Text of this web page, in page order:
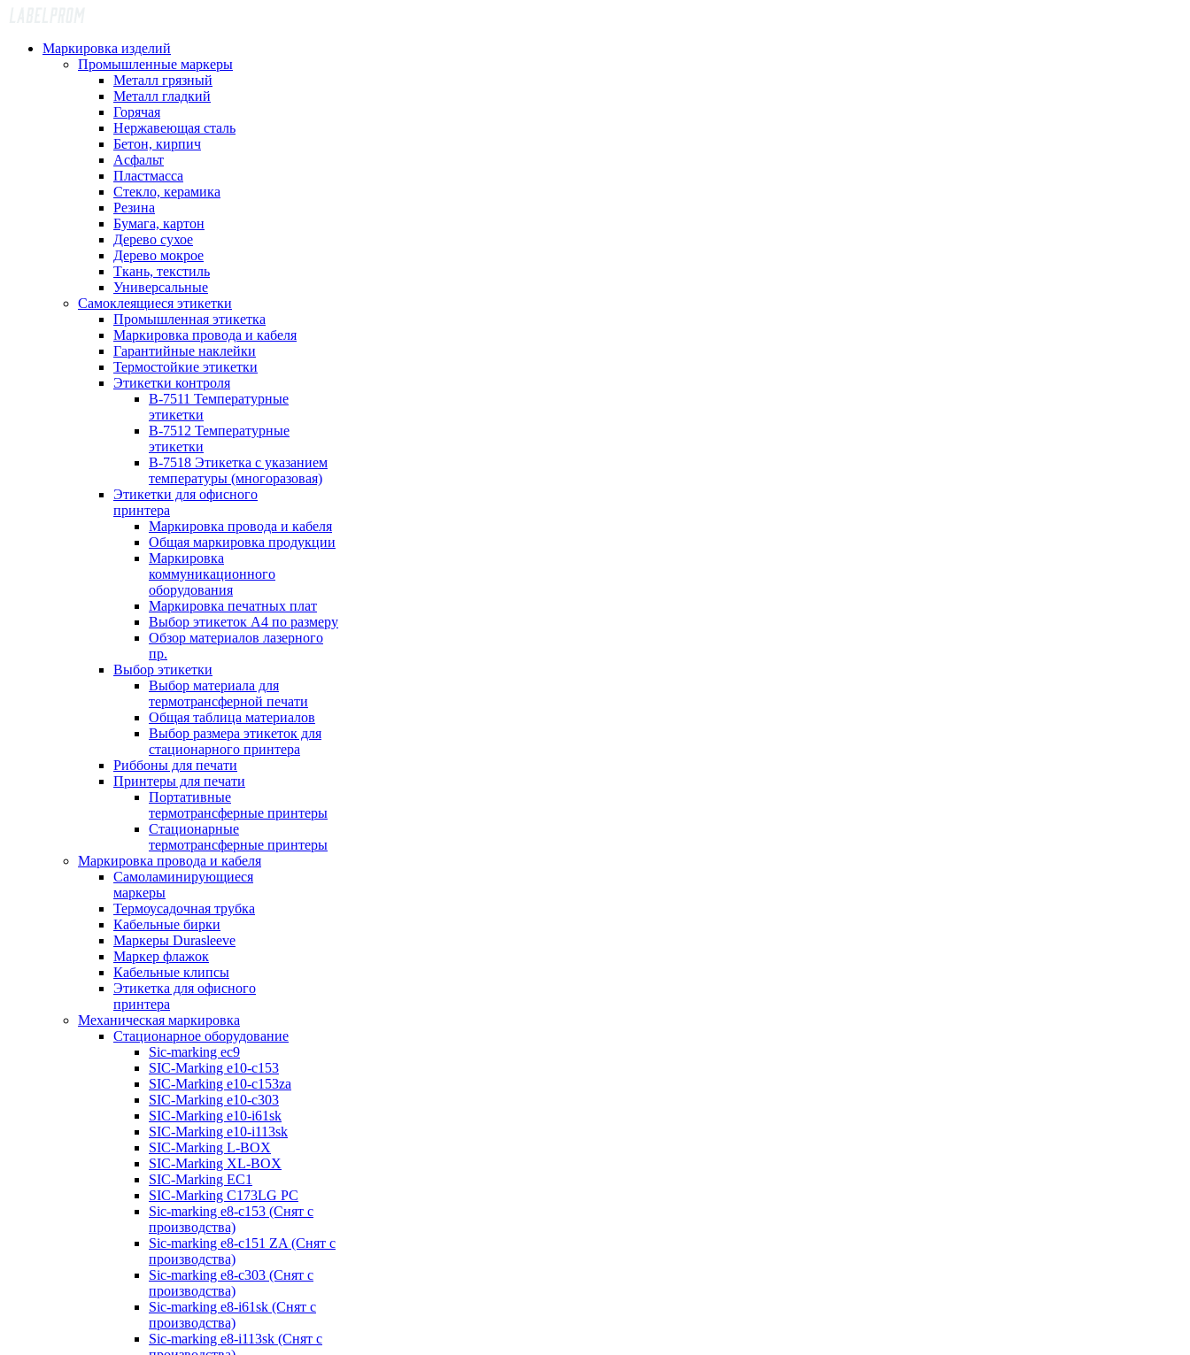
Маркировка изделий
Промышленные маркеры
Металл грязный
Металл гладкий
Горячая
Нержавеющая сталь
Бетон, кирпич
Асфальт
Пластмасса
Стекло, керамика
Резина
Бумага, картон
Дерево сухое
Дерево мокрое
Ткань, текстиль
Универсальные
Самоклеящиеся этикетки
Промышленная этикетка
Маркировка провода и кабеля
Гарантийные наклейки
Термостойкие этикетки
Этикетки контроля
B-7511 Температурные
этикетки
B-7512 Температурные
этикетки
B-7518 Этикетка с указанием
температуры (многоразовая)
Этикетки для офисного
принтера
Маркировка провода и кабеля
Общая маркировка продукции
Маркировка
коммуникационного
оборудования
Маркировка печатных плат
Выбор этикеток А4 по размеру
Обзор материалов лазерного
пр.
Выбор этикетки
Выбор материала для
термотрансферной печати
Общая таблица материалов
Выбор размера этикеток для
стационарного принтера
Риббоны для печати
Принтеры для печати
Портативные
термотрансферные принтеры
Стационарные
термотрансферные принтеры
Маркировка провода и кабеля
Самоламинирующиеся
маркеры
Термоусадочная трубка
Кабельные бирки
Маркеры Durasleeve
Маркер флажок
Кабельные клипсы
Этикетка для офисного
принтера
Механическая маркировка
Стационарное оборудование
Sic-marking ec9
SIC-Marking e10-c153
SIC-Marking e10-c153za
SIC-Marking e10-c303
SIC-Marking e10-i61sk
SIC-Marking e10-i113sk
SIC-Marking L-BOX
SIC-Marking XL-BOX
SIC-Marking EC1
SIC-Marking C173LG PC
Sic-marking e8-c153 (Снят с
производства)
Sic-marking e8-c151 ZA (Снят с
производства)
Sic-marking e8-c303 (Снят с
производства)
Sic-marking e8-i61sk (Снят с
производства)
Sic-marking e8-i113sk (Снят с